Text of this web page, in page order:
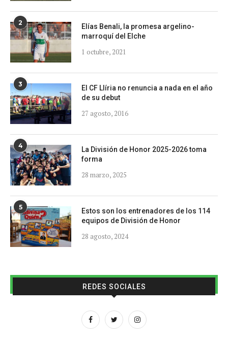
2
Elías Benali, la promesa argelino-
marroquí del Elche
1 octubre, 2021
3
El CF Llíria no renuncia a nada en el año
de su debut
27 agosto, 2016
4
La División de Honor 2025-2026 toma
forma
28 marzo, 2025
5
Estos son los entrenadores de los 114
equipos de División de Honor
28 agosto, 2024
REDES SOCIALES